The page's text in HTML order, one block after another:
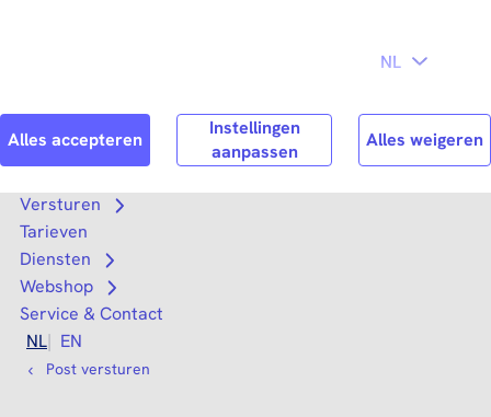
Search Zoek
Versturen
Open submenu
Tarieven
Diensten
Open submenu
Webshop
Open submenu
Service & Contact
NL
EN
Post versturen